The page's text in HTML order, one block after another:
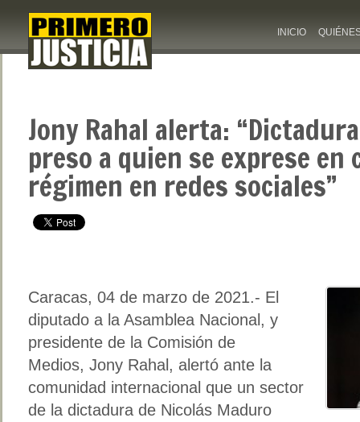
INICIO
Jony Rahal alerta:
preso a quien se exprese en
régimen en redes sociales”
Caracas, 04 de marzo de 2021.- El
diputado a la Asamblea Nacional, y
presidente de la Comisión de
Medios, Jony Rahal, alertó ante la
comunidad internacional que un sector
de la dictadura de Nicolás Maduro